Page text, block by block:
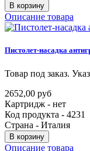
В корзину
Описание товара
Пистолет-насадка
Товар под заказ.
2652,00 руб
Картридж - нет
Код продукта - 4231
Страна - Италия
В корзину
Описание товара